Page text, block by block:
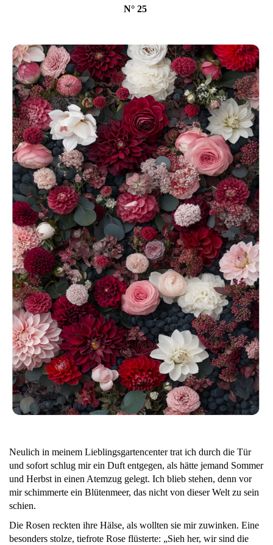
N° 25
Neulich in meinem Lieblingsgartencenter trat ich durch die Tür
und sofort schlug mir ein Duft entgegen, als hätte jemand Sommer
und Herbst in einen Atemzug gelegt. Ich blieb stehen, denn vor
mir schimmerte ein Blütenmeer, das nicht von dieser Welt zu sein
schien.
Die Rosen reckten ihre Hälse, als wollten sie mir zuwinken. Eine
besonders stolze, tiefrote Rose flüsterte: „Sieh her, wir sind die